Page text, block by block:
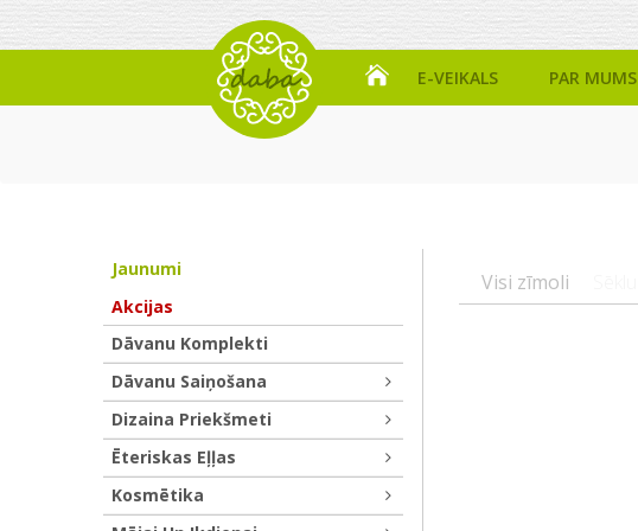
E-VEIKALS PAR MUMS
Visi zīmoli
Jaunumi
Akcijas
Dāvanu Komplekti
Dāvanu Saiņošana
Dizaina Priekšmeti
Ēteriskas Eļļas
Kosmētika